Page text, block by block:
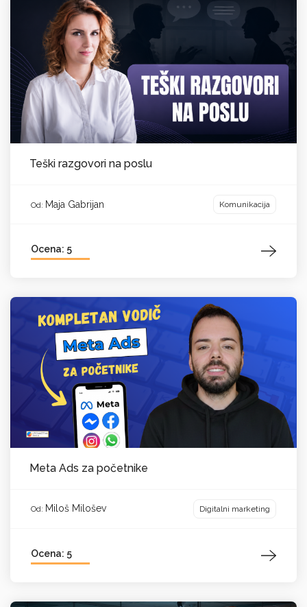
Teški razgovori na poslu
Od: Maja Gabrijan Komunikacija
Ocena: 5
Meta Ads za početnike
Od: Miloš Milošev Digitalni marketing
Ocena: 5